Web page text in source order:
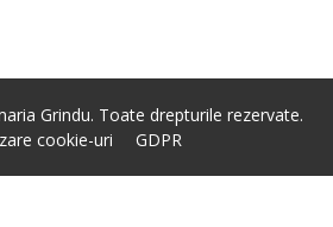
Grindu. Toate drepturile rezervate.
cookie-uri
GDPR